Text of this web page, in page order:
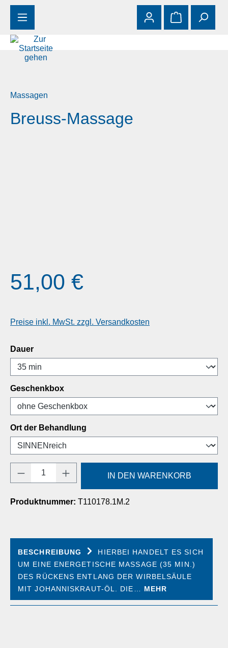
Warenkorb
Massagen
Breuss-Massage
Regulärer Preis:
51,00 €
Preise inkl. MwSt. zzgl. Versandkosten
Dauerauswählen
Geschenkboxauswählen
Ort der Behandlung
Produkt Anzahl: Gib den gewünschten
IN DEN WARENKORB
Produktnummer: T110178.1M.2
BESCHREIBUNG
HIERBEI HANDELT ES SICH
UM EINE ENERGETISCHE MASSAGE (35 MIN.)
DES RÜCKENS ENTLANG DER WIRBELSÄULE
MIT JOHANNISKRAUT-ÖL. DIE… MEHR